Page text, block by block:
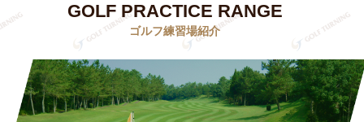
GOLF PRACTICE RANGE
ゴルフ練習場紹介